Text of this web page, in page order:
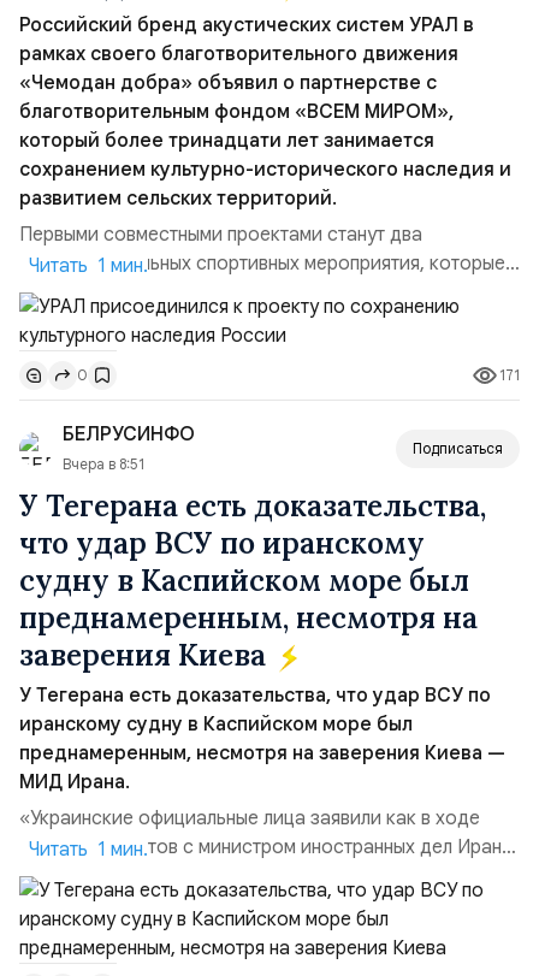
Российский бренд акустических систем УРАЛ в
рамках своего благотворительного движения
«Чемодан добра» объявил о партнерстве с
благотворительным фондом «ВСЕМ МИРОМ»,
который более тринадцати лет занимается
сохранением культурно-исторического наследия и
развитием сельских территорий.
Первыми совместными проектами станут два
благотворительных спортивных мероприятия, которые
пройдут в августе в Ивановской области и объединят
жителей региона, волонтеров и участников со всей
страны. Для УРАЛ это продолжение философии
бренда, основанной на развитии российского
производства и продвижении русского звука.
Компания убеждена, что уважение к с...
Читать 1 мин.
0 171
БЕЛРУСИНФО
Вчера в 8:51
Подписаться
У Тегерана есть доказательства,
что удар ВСУ по иранскому
судну в Каспийском море был
преднамеренным, несмотря на
заверения Киева
У Тегерана есть доказательства, что удар ВСУ по
иранскому судну в Каспийском море был
преднамеренным, несмотря на заверения Киева —
МИД Ирана.
«Украинские официальные лица заявили как в ходе
прямых контактов с министром иностранных дел Ирана,
так и в сообщениях, направленных Ирану, что эта атака
не была преднамеренной», — заявил официальный
представитель МИД Ирана Эсмаил Багаи на пресс-
конференции в Тегеране 3 августа.Иранская сторона
Читать 1 мин.